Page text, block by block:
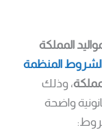
المملكة
المنظمة
، وذلك
واضحة